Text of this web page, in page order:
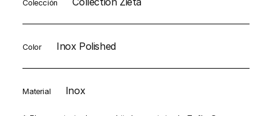
Colección
Color Inox Polished
Material Inox